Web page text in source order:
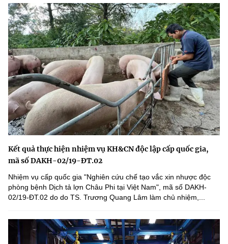
Kết quả thực hiện nhiệm vụ KH&CN độc lập cấp quốc gia,
mã số DAKH-02/19-ĐT.02
Nhiệm vụ cấp quốc gia "Nghiên cứu chế tạo vắc xin nhược độc
phòng bệnh Dịch tả lợn Châu Phi tại Việt Nam", mã số DAKH-
02/19-ĐT.02 do do TS. Trương Quang Lâm làm chủ nhiệm,...